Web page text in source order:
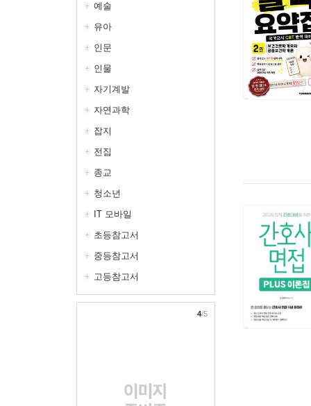
예술
유아
인문
인물
자기계발
자연과학
잡지
전집
종교
청소년
IT 모바일
초등참고서
중등참고서
고등참고서
4/5